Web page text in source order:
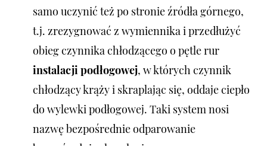
samo uczynić też po stronie źródła górnego,
t.j. zrezygnować z wymiennika i przedłużyć
obieg czynnika chłodzącego o pętle rur
instalacji podłogowej, w których czynnik
chłodzący krąży i skraplając się, oddaje ciepło
do wylewki podłogowej. Taki system nosi
nazwę bezpośrednie odparowanie